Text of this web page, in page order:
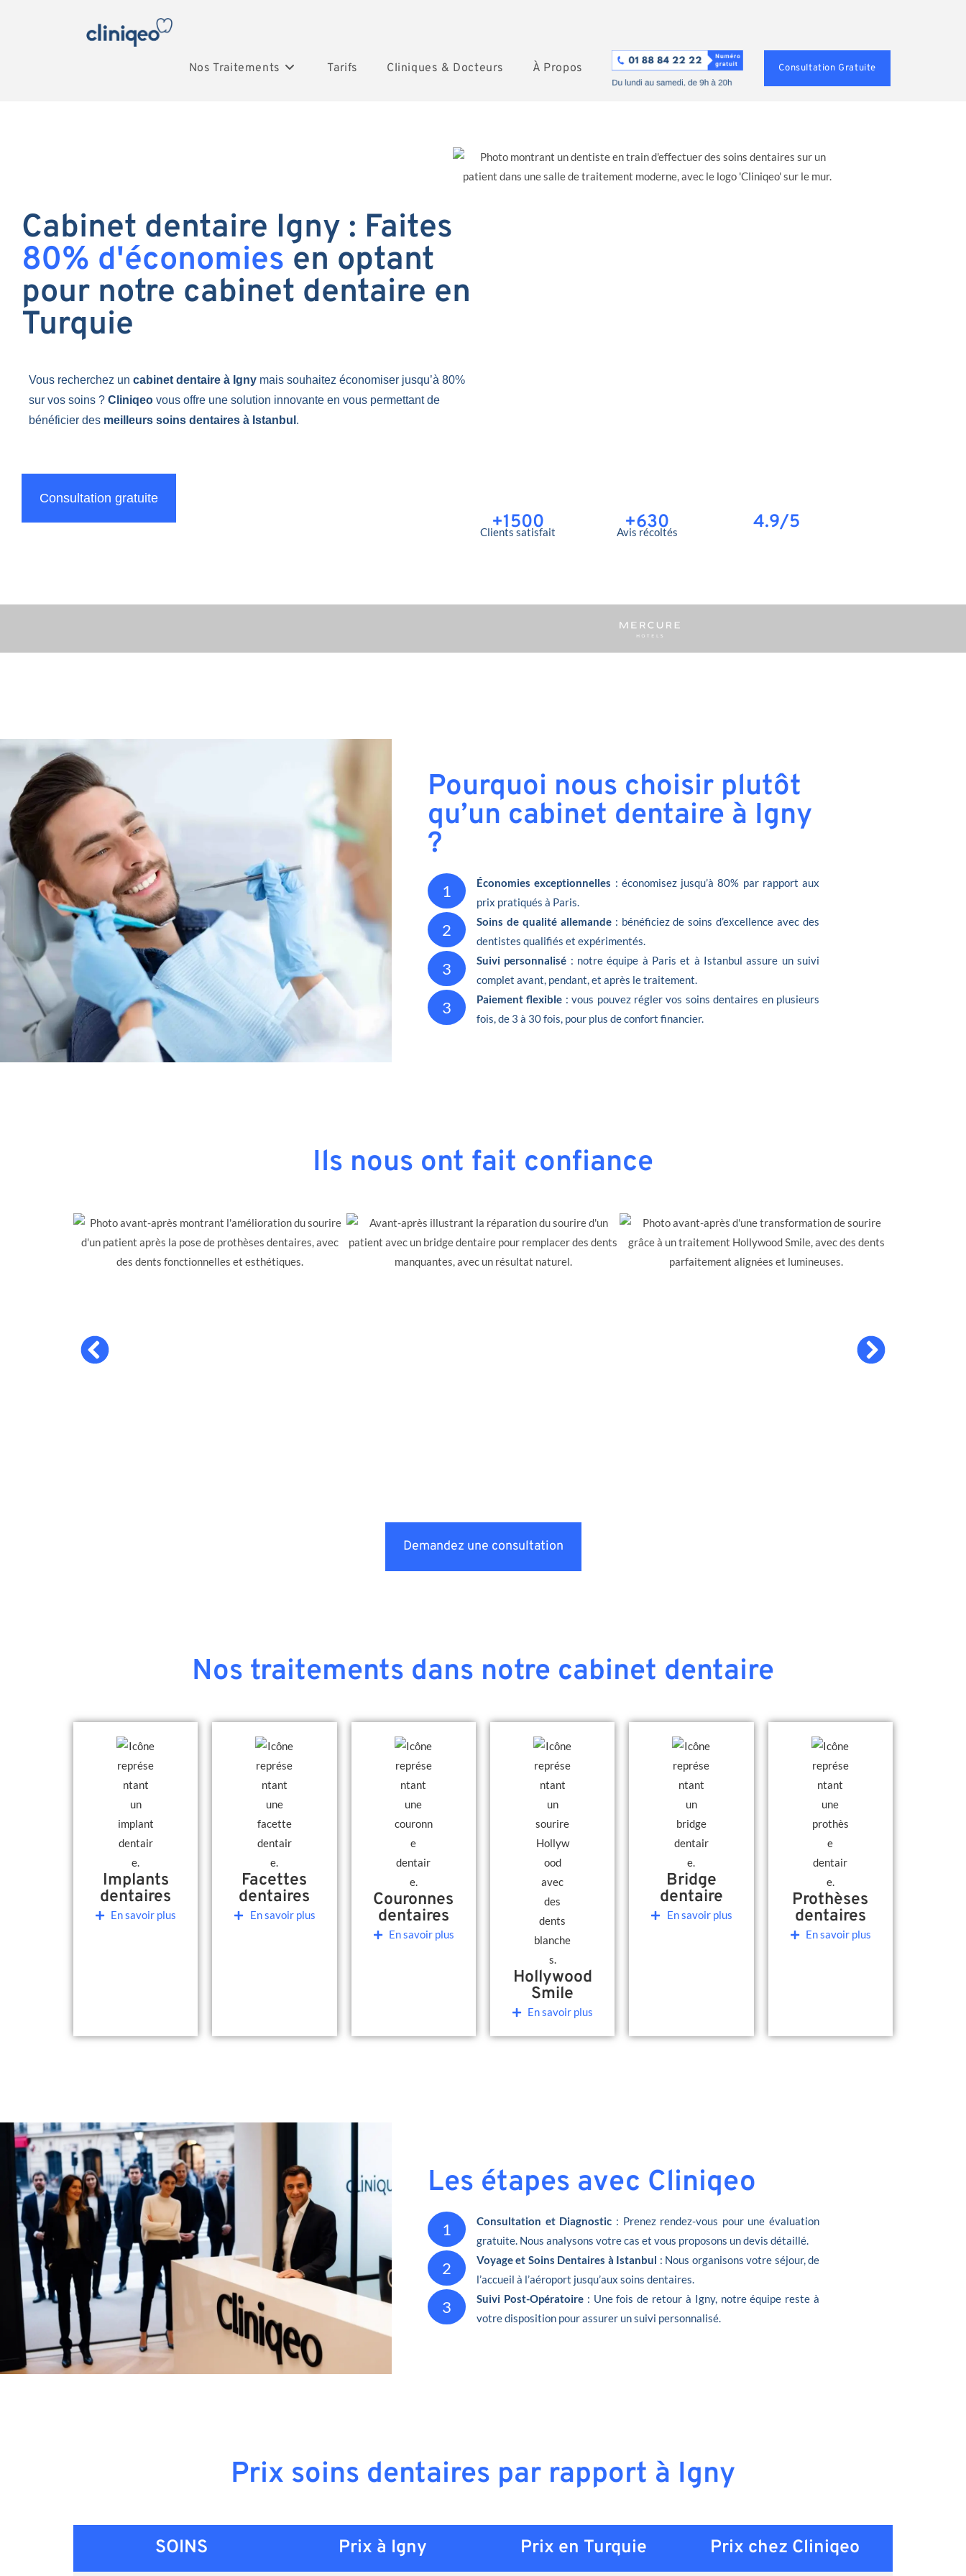
Nos Traitements Tarifs Cliniques & Docteurs À Propos Consultation Gratuite
Cabinet dentaire Igny : Faites
80% d'économies en optant
pour notre cabinet dentaire en
Turquie
Vous recherchez un cabinet dentaire à Igny mais souhaitez économiser jusqu’à 80%
sur vos soins ? Cliniqeo vous offre une solution innovante en vous permettant de
bénéficier des meilleurs soins dentaires à Istanbul .
Consultation gratuite
+1500
Clients satisfait +630
Avis récoltés 4.9/5
Pourquoi nous choisir plutôt
qu’un cabinet dentaire à Igny
?
1 Économies exceptionnelles : économisez jusqu’à 80% par rapport aux
prix pratiqués à Paris.
2 Soins de qualité allemande: bénéficiez de soins d’excellence avec des
dentistes qualifiés et expérimentés.
3 Suivi personnalisé : notre équipe à Paris et à Istanbul assure un suivi
complet avant, pendant, et après le traitement.
3 Paiement flexible : vous pouvez régler vos soins dentaires en plusieurs
fois, de 3 à 30 fois, pour plus de confort financier.
Ils nous ont fait confiance
Demandez une consultation
Nos traitements dans notre cabinet dentaire
Implants
dentaires
En savoir plus
Facettes
dentaires
En savoir plus
Couronnes
dentaires
En savoir plus
Hollywood
Smile
En savoir plus
Bridge
dentaire
En savoir plus
Prothèses
dentaires
En savoir plus
Les étapes avec Cliniqeo
1 Consultation et Diagnostic : Prenez rendez-vous pour une évaluation
gratuite. Nous analysons votre cas et vous proposons un devis détaillé.
2 Voyage et Soins Dentaires à Istanbul : Nous organisons votre séjour, de
l’accueil à l’aéroport jusqu’aux soins dentaires.
3 Suivi Post-Opératoire : Une fois de retour à Igny, notre équipe reste à
votre disposition pour assurer un suivi personnalisé.
Prix soins dentaires par rapport à Igny
SOINS Prix à Igny Prix en Turquie Prix chez Cliniqeo